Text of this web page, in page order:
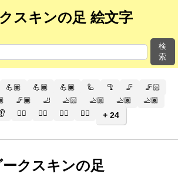
スキンの足 絵文字
検
索
💪🏽 💪🏾 💪🏿 🦾 🦿 🦵
🦵🏻
🦵🏿 🦶 🦶🏻 🦶🏼 🦶🏽
🦶🏾
👂 👂🏻 👂🏼 👂🏽 👂🏾 + 24
ークスキンの足